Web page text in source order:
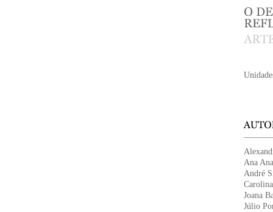
Ana
André
Joana
Júlio